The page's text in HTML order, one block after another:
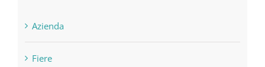
Azienda
Fiere